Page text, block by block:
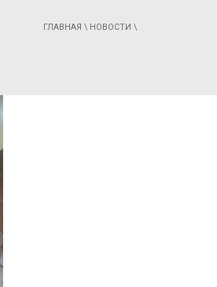
ГЛАВНАЯ \ НОВОСТИ \